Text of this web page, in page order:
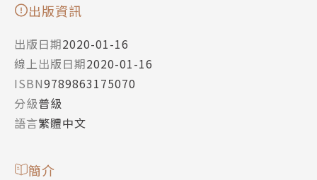
出版資訊
出版日期2020-01-16
線上出版日期2020-01-16
ISBN9789863175070
分級普級
語言繁體中文
簡介